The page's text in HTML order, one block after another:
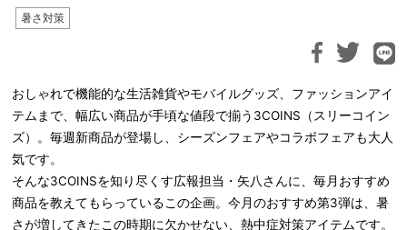
暑さ対策
おしゃれで機能的な生活雑貨やモバイルグッズ、ファッションアイ
テムまで、幅広い商品が手頃な値段で揃う3COINS（スリーコイン
ズ）。毎週新商品が登場し、シーズンフェアやコラボフェアも大人
気です。
そんな3COINSを知り尽くす広報担当・矢八さんに、毎月おすすめ
商品を教えてもらっているこの企画。今月のおすすめ第3弾は、暑
さが増してきたこの時期に欠かせない、熱中症対策アイテムです。